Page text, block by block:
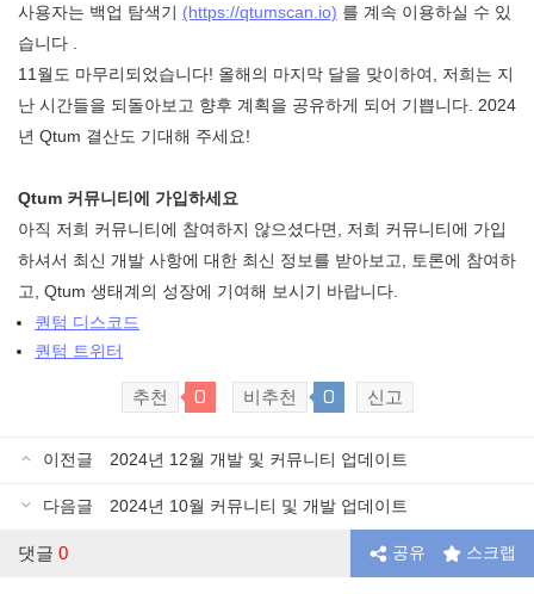
사용자는 백업 탐색기 (https://qtumscan.io) 를 계속 이용하실 수 있
습니다 .
11월도 마무리되었습니다! 올해의 마지막 달을 맞이하여, 저희는 지
난 시간들을 되돌아보고 향후 계획을 공유하게 되어 기쁩니다. 2024
년 Qtum 결산도 기대해 주세요!
Qtum 커뮤니티에 가입하세요
아직 저희 커뮤니티에 참여하지 않으셨다면, 저희 커뮤니티에 가입
하셔서 최신 개발 사항에 대한 최신 정보를 받아보고, 토론에 참여하
고, Qtum 생태계의 성장에 기여해 보시기 바랍니다.
퀀텀 디스코드
퀀텀 트위터
추천 0 비추천 0 신고
이전글 2024년 12월 개발 및 커뮤니티 업데이트
다음글 2024년 10월 커뮤니티 및 개발 업데이트
댓글 0 공유 스크랩